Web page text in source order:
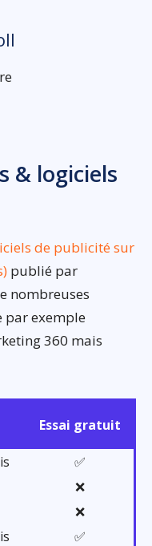
& logiciels
de publicité sur
publié par
nombreuses
par exemple
360 mais
Essai gratuit
✅
❌
❌
✅